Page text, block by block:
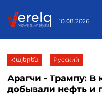
10.08.2026
Հայերեն Русский
Арагчи - Трампу: В
добывали нефть и